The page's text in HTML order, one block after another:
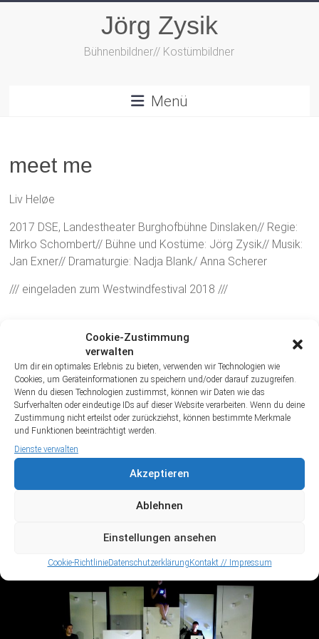
Cookie-Zustimmung
verwalten
Um dir ein optimales Erlebnis zu bieten, verwenden wir Technologien wie
Cookies, um Geräteinformationen zu speichern und/oder darauf zuzugreifen.
Wenn du diesen Technologien zustimmst, können wir Daten wie das
Surfverhalten oder eindeutige IDs auf dieser Website verarbeiten. Wenn du deine
Zustimmung nicht erteilst oder zurückziehst, können bestimmte Merkmale
und Funktionen beeinträchtigt werden.
Dienste verwalten
Akzeptieren
Ablehnen
Einstellungen ansehen
Cookie-RichtlinieDatenschutzerklärungKontakt // Impressum
Jörg Zysik
Bühnenbildner// Kostümbildner
Menü
meet me
Liv Heløe
2017 DSE, Landestheater Burghofbühne Dinslaken// Regie:
Mirko Schombert// Bühne und Kostüme: Jörg Zysik// Musik:
Jan Exner// Dramaturgie: Nadja Blank/ Anna Scherer
/// eingeladen zum Westwindfestival 2018 ///